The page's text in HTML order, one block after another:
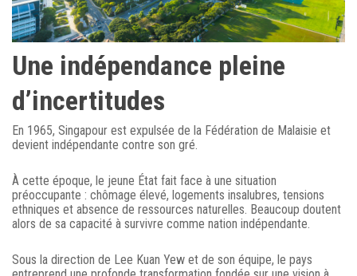
Une indépendance pleine
d’incertitudes
En 1965, Singapour est expulsée de la Fédération de Malaisie et
devient indépendante contre son gré.
À cette époque, le jeune État fait face à une situation
préoccupante : chômage élevé, logements insalubres, tensions
ethniques et absence de ressources naturelles. Beaucoup doutent
alors de sa capacité à survivre comme nation indépendante.
Sous la direction de Lee Kuan Yew et de son équipe, le pays